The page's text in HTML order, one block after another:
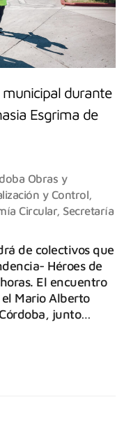
durante
Esgrima de
Obras y
y Control,
Circular, Secretaría
de colectivos que
Héroes de
El encuentro
Mario Alberto
junto…